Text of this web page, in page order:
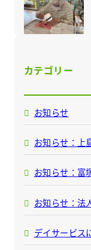
カテゴリー
お知らせ
お知らせ：上
お知らせ：富
お知らせ：法
デイサービス